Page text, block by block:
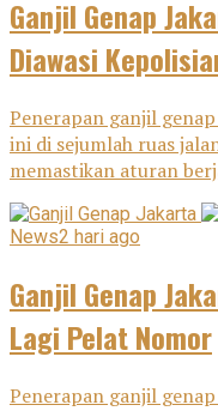
Ganjil Genap
Diawasi
Penerapan ganjil
ini di sejumlah ruas
memastikan aturan
News2 hari ago
Ganjil Genap
Lagi Pelat Nomor
Penerapan ganjil